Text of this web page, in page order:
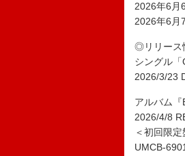
2026年6月
2026年6月
◎リリース
シングル「
2026/3/23
アルバム『
2026/4/8
＜初回限
UMCB-